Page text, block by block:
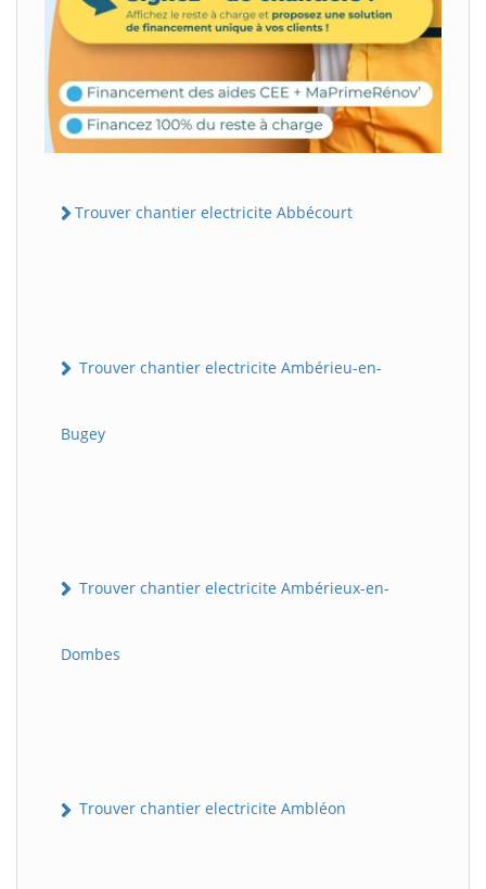
Trouver chantier electricite Abbécourt
Trouver chantier electricite Ambérieu-en-
Bugey
Trouver chantier electricite Ambérieux-en-
Dombes
Trouver chantier electricite Ambléon